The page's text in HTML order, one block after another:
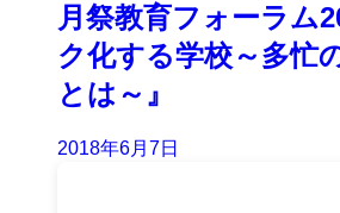
月祭教育フォーラム
ク化する学校～多忙
とは～』
2018年6月7日